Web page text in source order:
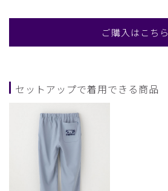
ご購入はこちら
セットアップで着用できる商品